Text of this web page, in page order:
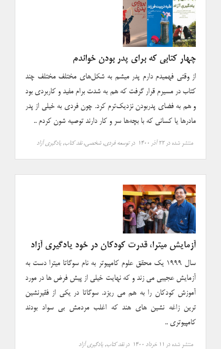
چهار کتابی که برای پدر بودن خواندم
از وقتی فهمیدم دارم پدر میشم به شکل‌های مختلف مختلف چند
کتاب در مسیرم قرار گرفت که هم به شدت برام مفید و کاربردی بود
و هم به فضای پدربودن نزدیک‌ترم کرد. چون فردی به خیلی از پدر
مادرها یا کسانی که با بچه‌ها سر و کار دارند توصیه شون کردم ..
منتشر شده در۲۲ آذر ۱۴۰۰ درتوسعه فردی,شخصی,نقد کتاب, یادگیری آزاد
آزمایش میترا، قدرت کودکان در خود یادگیری آزاد
سال ۱۹۹۹ یک محقق علوم کامپیوتر به نام سوگاتا میترا دست به
آزمایش عجیبی می زند و که نهایت خیلی از پیش فرض ها در مورد
آموزش کودکان را به هم می ریزد. سوگاتا در یکی از فقیرنشین
ترین زاغه نشین های هند که اغلب مردمش بی سواد بودند
کامپیوتری ..
منتشر شده در ۱۱ خرداد ۱۴۰۰ درنقد کتاب, یادگیری آزاد